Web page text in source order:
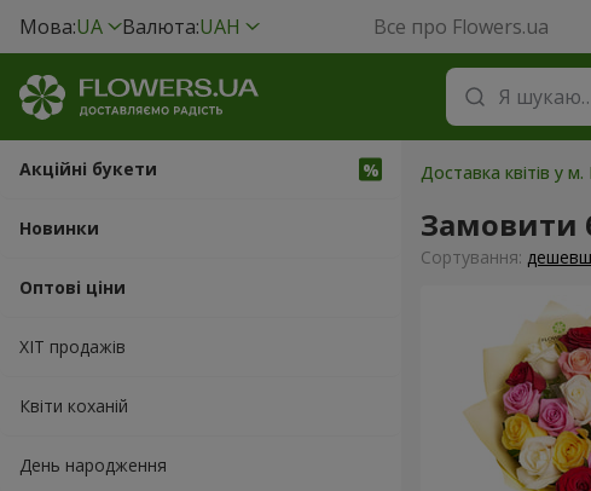
Мова:UA Валюта:UAH Все про Flowers.ua
Акційні букети
Новинки
Оптові ціни
ХІТ продажів
Квіти коханій
День народження
Доставка квітів у
Замовити
Сортування: